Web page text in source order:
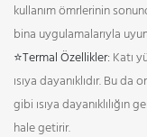
kullanım ömrlerinin
bina uygulamalarıyla
⭐Termal Özellikler: Katı
ısıya dayanıklıdır. Bu da
gibi ısıya
hale getirir.